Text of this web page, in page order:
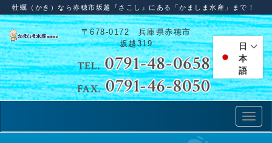
牡蠣（かき）なら赤穂市坂越『さこし』にある「かましま水産」まで！
〒678-0172 兵庫県赤穂市
坂越319
日
本
語